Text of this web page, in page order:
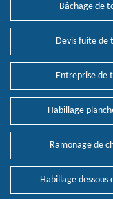
Bâchage de
Devis fuite de
Entreprise de
Habillage
Ramonage de
Habillage dessous